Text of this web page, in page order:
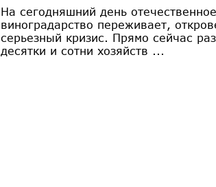
На сегодняшний день отечественное
виноградарство переживает,
серьезный кризис. Прямо сейчас
десятки и сотни хозяйств ...